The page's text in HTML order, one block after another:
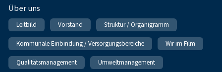
Über uns
Leitbild Vorstand Struktur / Organigramm
Kommunale Einbindung / Versorgungsbereiche Wir im Film
Qualitätsmanagement Umweltmanagement